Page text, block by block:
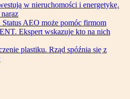
w nieruchomości i energetykę.
Status AEO może pomóc firmom
Ekspert wskazuje kto na nich
plastiku. Rząd spóźnia się z